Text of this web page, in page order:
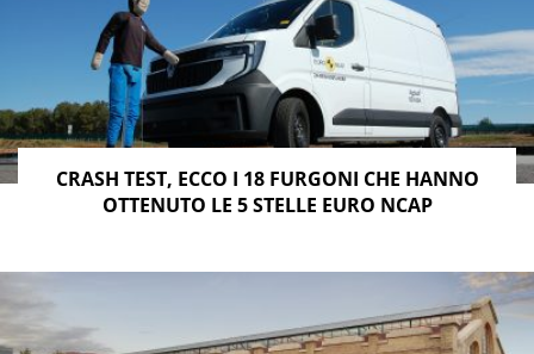
CRASH TEST, ECCO I 18 FURGONI CHE HANNO
OTTENUTO LE 5 STELLE EURO NCAP